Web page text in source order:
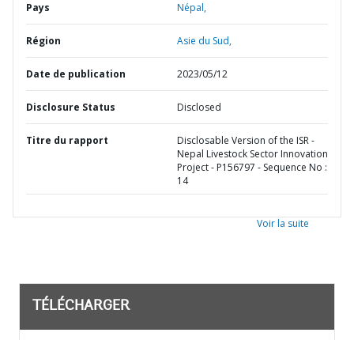
Pays Népal,
Région Asie du Sud,
Date de publication 2023/05/12
Disclosure Status Disclosed
Titre du rapport
Disclosable Version of the ISR -
Nepal Livestock Sector Innovation
Project - P156797 - Sequence No :
14
Voir la suite
TÉLÉCHARGER